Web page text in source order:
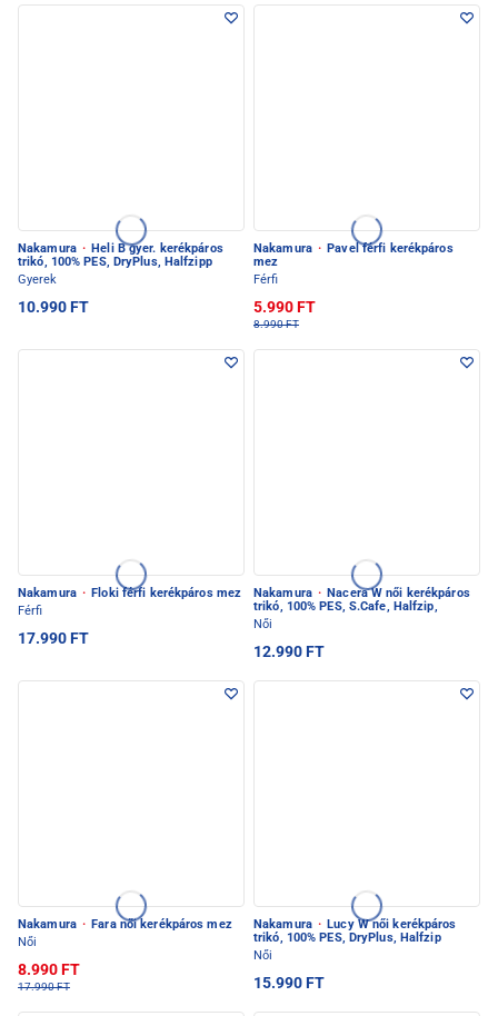
Nakamura · Heli B gyer. kerékpáros
trikó, 100% PES, DryPlus, Halfzipp
Gyerek
10.990 FT
Nakamura · Pavel férfi kerékpáros
mez
Férfi
5.990 FT
8.990 FT
Nakamura · Floki férfi kerékpáros mez
Férfi
17.990 FT
Nakamura · Nacera W női kerékpáros
trikó, 100% PES, S.Cafe, Halfzip,
Női
12.990 FT
Nakamura · Fara női kerékpáros mez
Női
8.990 FT
17.990 FT
Nakamura · Lucy W női kerékpáros
trikó, 100% PES, DryPlus, Halfzip
Női
15.990 FT